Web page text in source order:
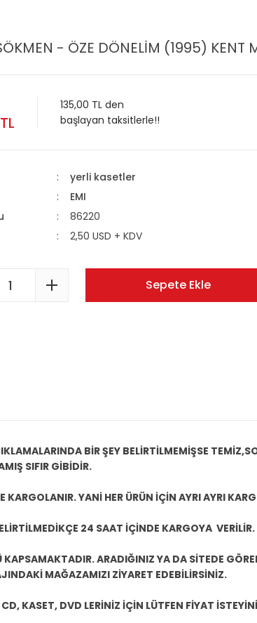
- ÖZE DÖNELİM (1995) KENT
135,00 TL den
başlayan taksitlerle!!
yerli kasetler
EMI
86220
2,50 USD + KDV
Sepete Ekle
BİR ŞEY BELİRTİLMEMİŞSE
SIFIR GİBİDİR.
YANİ HER ÜRÜN İÇİN AYRI AYRI
24 SAAT İÇİNDE KARGOYA VERİLİR.
ARADIĞINIZ YA DA SİTEDE
MAĞAZAMIZI ZİYARET EDEBİLİRSİNİZ.
KASET, DVD LERİNİZ İÇİN LÜTFEN FİYAT